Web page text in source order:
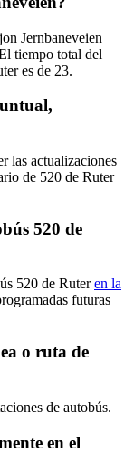
Jernbaneveien
tiempo total del
es de 23.
las actualizaciones
de 520 de Ruter
520 de
520 de Ruteren la
futuras
o ruta de
de autobús.
en el